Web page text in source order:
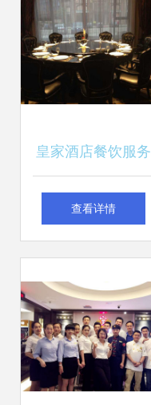
体验
皇家酒店餐饮服务
简介 尊享非凡味觉
查看详情